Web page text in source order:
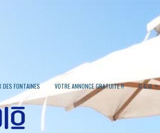
DES FONTAINES VOTRE ANNONCE GRATUITE !! C.G.U. »